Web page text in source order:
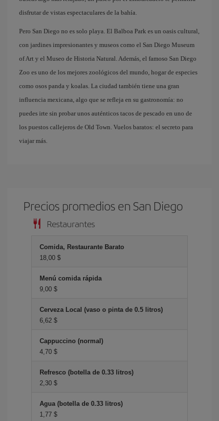
disfrutar de vistas espectaculares de la bahía.
Pero San Diego no es solo playa. El Balboa Park es un oasis cultural,
con jardines impresionantes y museos como el San Diego Museum
of Art y el Museo de Historia Natural. Además, el famoso San Diego
Zoo es uno de los mejores zoológicos del mundo, hogar de especies
como osos panda y koalas. La ciudad también tiene una gran
influencia mexicana, algo que se refleja en su gastronomía: no
puedes irte sin probar unos auténticos tacos de pescado en uno de
los puestos callejeros de Old Town. Vuelos baratos: el secreto para
viajar más.
Precios promedios en San Diego
Restaurantes
Comida, Restaurante Barato
18,00 $
Menú comida rápida
9,00 $
Cerveza Local (vaso o pinta de 0.5 litros)
6,62 $
Cappuccino (normal)
4,70 $
Refresco (botella de 0.33 litros)
2,30 $
Agua (botella de 0.33 litros)
1,77 $